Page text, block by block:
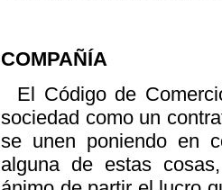
COMPAÑÍA
El Código de
sociedad como un
se unen poniendo en
alguna de estas